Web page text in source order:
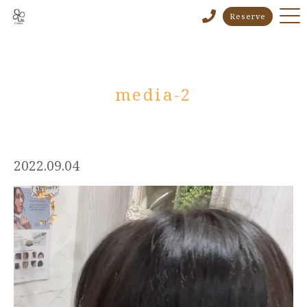
Reserve
media-2
2022.09.04
動
画
プ
レ
ー